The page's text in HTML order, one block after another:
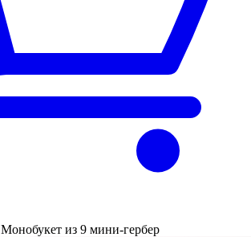
Монобукет из 9 мини-гербер